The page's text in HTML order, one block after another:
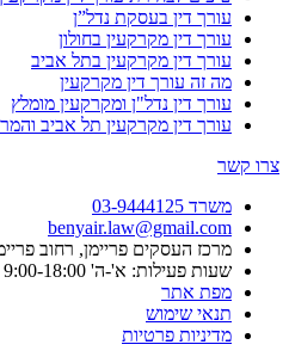
עורך דין בעסקת נדל”ן
עורך דין מקרקעין בחולון
עורך דין מקרקעין בתל אביב
מה זה עורך דין מקרקעין
עורך דין נדל"ן ומקרקעין מומלץ
עורך דין מקרקעין תל אביב
צרו קשר
משרד 03-9444125
benyair.law@gmail.com
מרכז העסקים פריימן, רחוב פריימן 5, ראשון
שעות פעילות: א'-ה' 9:00-18:00
מפת אתר
תנאי שימוש
מדיניות פרטיות